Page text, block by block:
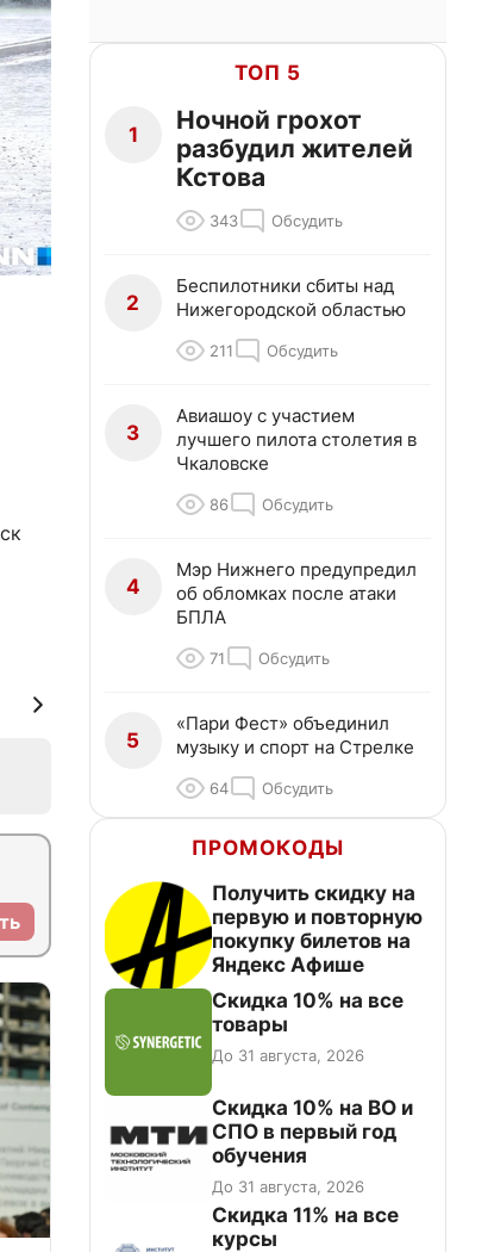
ТОП 5
1
Ночной грохот
разбудил жителей
Кстова
343 Обсудить
2
Беспилотники сбиты над
Нижегородской областью
211 Обсудить
3
Авиашоу с участием
лучшего пилота столетия в
Чкаловске
86 Обсудить
4
Мэр Нижнего предупредил
об обломках после атаки
БПЛА
71 Обсудить
5
«Пари Фест» объединил
музыку и спорт на Стрелке
64 Обсудить
ПРОМОКОДЫ
Получить скидку на
первую и повторную
покупку билетов на
Яндекс Афише
Скидка 10% на все
товары
До 31 августа, 2026
Скидка 10% на ВО и
СПО в первый год
обучения
До 31 августа, 2026
Скидка 11% на все
курсы